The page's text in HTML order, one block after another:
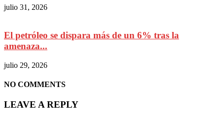
julio 31, 2026
El petróleo se dispara más de un 6% tras la
amenaza...
julio 29, 2026
NO COMMENTS
LEAVE A REPLY